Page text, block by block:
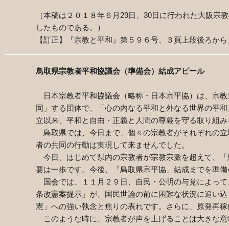
（本稿は２０１８年６月 29日、 30日に行われた大阪宗
したものである。）
【訂正】『宗教と平和』第５９６号、３頁上段後ろか
鳥取県宗教者平和協議会（準備会）結成アピール
日本宗教者平和協議会（略称・日本宗平協）は、宗
同」する団体で、「心の内なる平和と外なる世界の平
立以来、平和と自由・正義と人間の尊厳を守る取り組
鳥取県では、今日まで、個々の宗教者がそれぞれの
者の共同の行動は実現して来ませんでした。
今日、はじめて県内の宗教者が宗教宗派を超えて、
要は一歩です。今後、「鳥取県宗平協」結成までを準
国会では、１１月２９日、自民・公明の与党によっ
条改憲案提示」が、国民世論の前に困難な状況に追い
憲」への強い執念と焦りの表れです。さらに、原発再
このような時に、宗教者が声を上げることは大きな